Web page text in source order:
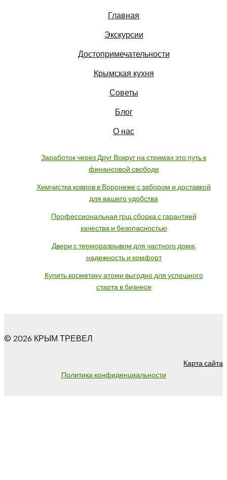
Главная
Экскурсии
Достопримечательности
Крымская кухня
Советы
Блог
О нас
Заработок через Друг Вокруг на стримах это путь к
финансовой свободе
Химчистка ковров в Воронеже с забором и доставкой
для вашего удобства
Профессиональная грщ сборка с гарантией
качества и безопасностью
Двери с терморазрывом для частного дома:
надежность и комфорт
Купить косметику атоми выгодно для успешного
старта в бизнесе
© 2026 КРЫМ ТРЕВЕЛ
Карта сайта
Политика конфиденциальности